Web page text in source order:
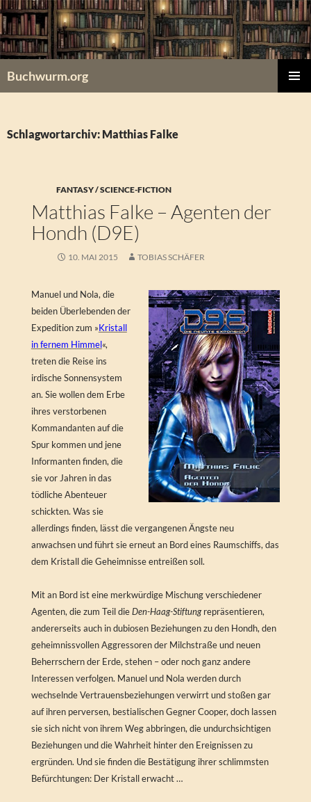
Zum
Inhalt
springen
Buchwurm.org
Schlagwortarchiv: Matthias Falke
FANTASY / SCIENCE-FICTION
Matthias Falke – Agenten der
Hondh (D9E)
10. MAI 2015 TOBIAS SCHÄFER
Manuel und Nola, die
beiden Überlebenden der
Expedition zum »Kristall
in fernem Himmel«,
treten die Reise ins
irdische Sonnensystem
an. Sie wollen dem Erbe
ihres verstorbenen
Kommandanten auf die
Spur kommen und jene
Informanten finden, die
sie vor Jahren in das
tödliche Abenteuer
schickten. Was sie
allerdings finden, lässt die vergangenen Ängste neu
anwachsen und führt sie erneut an Bord eines Raumschiffs, das
dem Kristall die Geheimnisse entreißen soll.
Mit an Bord ist eine merkwürdige Mischung verschiedener
Agenten, die zum Teil dieDen-Haag-Stiftungrepräsentieren,
andererseits auch in dubiosen Beziehungen zu den Hondh, den
geheimnissvollen Aggressoren der Milchstraße und neuen
Beherrschern der Erde, stehen – oder noch ganz andere
Interessen verfolgen. Manuel und Nola werden durch
wechselnde Vertrauensbeziehungen verwirrt und stoßen gar
auf ihren perversen, bestialischen Gegner Cooper, doch lassen
sie sich nicht von ihrem Weg abbringen, die undurchsichtigen
Beziehungen und die Wahrheit hinter den Ereignissen zu
ergründen. Und sie finden die Bestätigung ihrer schlimmsten
Befürchtungen: Der Kristall erwacht …